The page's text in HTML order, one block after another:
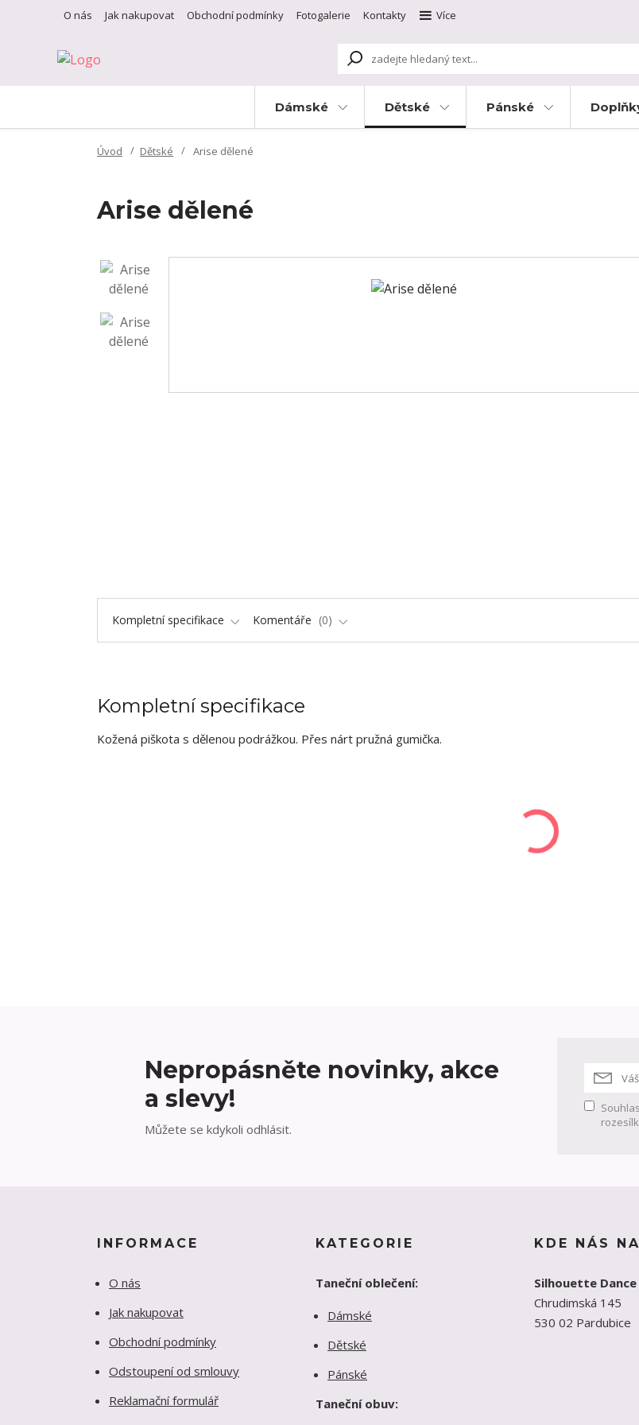
O nás Jak nakupovat Obchodní podmínky Fotogalerie Kontakty Více
Dámské Dětské Pánské
Úvod Dětské Arise dělené
Arise dělené
Kompletní specifikace Komentáře 0
Kompletní specifikace
Kožená piškota s dělenou podrážkou. Přes nárt pružná gumička.
Nepropásněte novinky, akce
a slevy!
Můžete se kdykoli odhlásit.
INFORMACE
O nás
Jak nakupovat
Obchodní podmínky
Odstoupení od smlouvy
Reklamační formulář
KATEGORIE
Taneční oblečení:
Dámské
Dětské
Pánské
Taneční obuv:
KDE NÁS
Silhouette
Chrudimská 145
530 02 Pardubice